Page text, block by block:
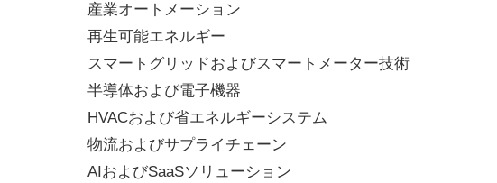
産業オートメーション
再生可能エネルギー
スマートグリッドおよびスマートメーター技術
半導体および電子機器
HVACおよび省エネルギーシステム
物流およびサプライチェーン
AIおよびSaaSソリューション